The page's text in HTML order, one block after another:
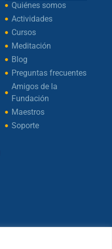
Quiénes somos
Actividades
Cursos
Meditación
Blog
Preguntas frecuentes
Amigos de la
Fundación
Maestros
Soporte